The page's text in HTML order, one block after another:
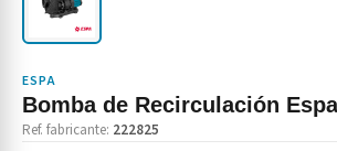
ESPA
Bomba de Recirculación
Ref. fabricante: 222825